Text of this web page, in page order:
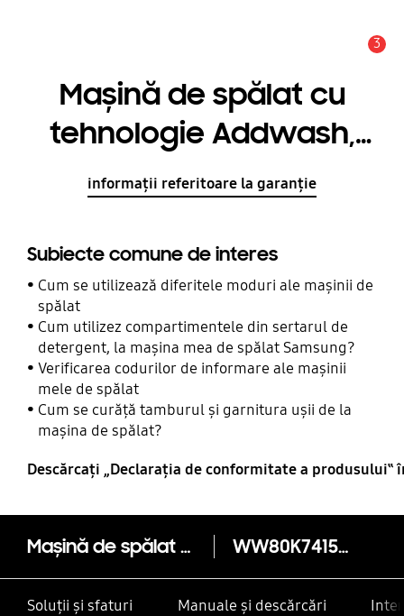
3
Mașină de spălat cu
tehnologie Addwash,
tehnologie EcoBubble™,
informații referitoare la garanție
Subiecte comune de interes
Cum se utilizează diferitele moduri ale mașinii de
spălat
Cum utilizez compartimentele din sertarul de
detergent, la maşina mea de spălat Samsung?
Verificarea codurilor de informare ale mașinii
mele de spălat
Cum se curăță tamburul și garnitura ușii de la
mașina de spălat?
Descărcaţi „Declaraţia de conformitate a produsului‟
Mașină de spălat cu tehnologie Addwash, tehnologie EcoBubble™, 8 Kg WW80K7415OW/LE WW80K7415OW
Soluții și sfaturi Manuale și descărcări